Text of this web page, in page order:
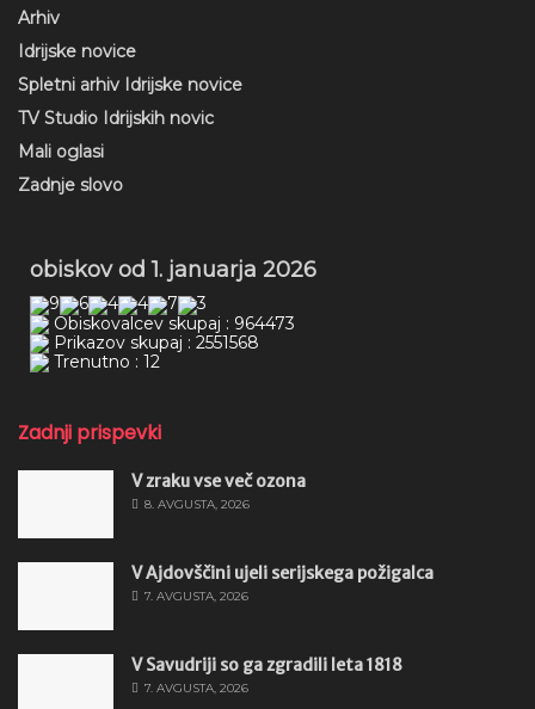
Arhiv
Idrijske novice
Spletni arhiv Idrijske novice
TV Studio Idrijskih novic
Mali oglasi
Zadnje slovo
obiskov od 1. januarja 2026
Obiskovalcev skupaj : 964473
Prikazov skupaj : 2551568
Trenutno : 12
Zadnji prispevki
V zraku vse več ozona
8. AVGUSTA, 2026
V Ajdovščini ujeli serijskega požigalca
7. AVGUSTA, 2026
V Savudriji so ga zgradili leta 1818
7. AVGUSTA, 2026